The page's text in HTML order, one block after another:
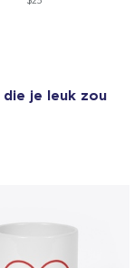
die je leuk zou